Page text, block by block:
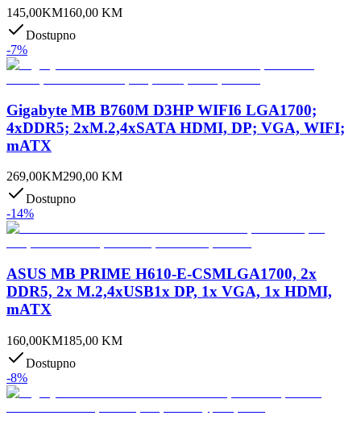
145,00KM160,00 KM
Dostupno
-7%
Gigabyte MB B760M D3HP WIFI6 LGA1700;
4xDDR5; 2xM.2,4xSATA HDMI, DP; VGA, WIFI;
mATX
269,00KM290,00 KM
Dostupno
-14%
ASUS MB PRIME H610-E-CSMLGA1700, 2x
DDR5, 2x M.2,4xUSB1x DP, 1x VGA, 1x HDMI,
mATX
160,00KM185,00 KM
Dostupno
-8%